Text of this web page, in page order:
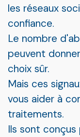
les réseaux
confiance.
Le nombre
peuvent
choix sûr.
Mais ces
vous aider à
traitements.
Ils sont